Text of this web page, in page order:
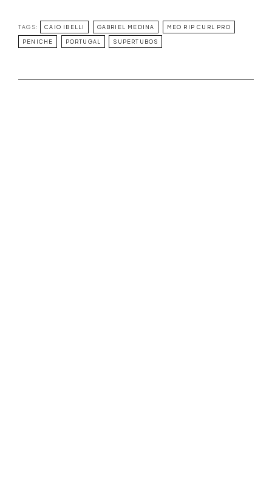
TAGS: CAIO IBELLI GABRIEL MEDINA MEO RIP CURL PRO
PENICHE PORTUGAL SUPERTUBOS